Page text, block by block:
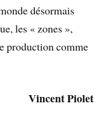
désormais
les « zones »,
production comme
Vincent Piolet